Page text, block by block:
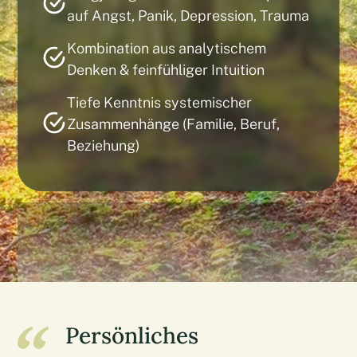
auf Angst, Panik, Depression, Trauma
Kombination aus analytischem
Denken & feinfühliger Intuition
Tiefe Kenntnis systemischer
Zusammenhänge (Familie, Beruf,
Beziehung)
Persönliches